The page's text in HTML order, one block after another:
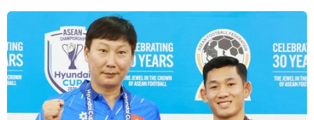
Phố Phan Huy Ích tạm thời mở chốt 'vùng xanh' để người dân
qua lại thuận tiện nhưng vẫn duy trì hoạt động. (Ảnh: Hoàng
Hiếu/TTXVN)